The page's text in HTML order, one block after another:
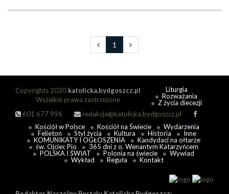
1
Copyrights 2020 katolicka.bydgoszcz.pl
Wszelkie prawa zastrzeżone
601 677 996
redakcja@katolicka.bydgoszcz.pl
Liturgia
Rozważania
Z życia diecezji
Kościół w Polsce Kościół na Świecie
Wydarzenia
Felieton
Styl życia Kultura Historia
Inne
KOMUNIKATY I OGŁOSZENIA
Kandydaci na ołtarze
św. Ojciec Pio
365 dni z o. Wenantym Katarzyńcem
POLSKA I ŚWIAT
Polonia na świecie
Wywiad
Wykład
Reguła Kontakt